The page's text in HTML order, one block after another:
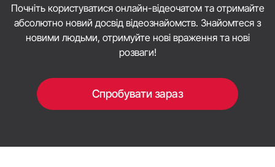
Почніть користуватися онлайн-відеочатом та отримайте
абсолютно новий досвід відеознайомств. Знайомтеся з
новими людьми, отримуйте нові враження та нові
розваги!
Спробувати зараз